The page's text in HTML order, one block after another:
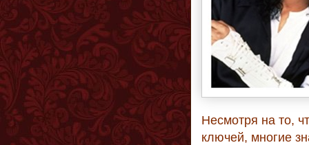
Несмотря на то,
ключей, многие